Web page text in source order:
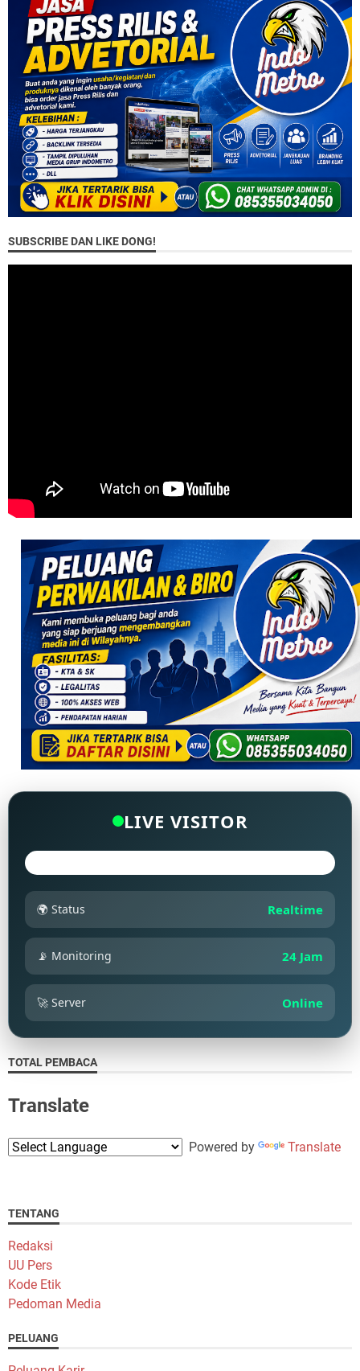
SUBSCRIBE DAN LIKE DONG!
LIVE VISITOR
🌍 Status Realtime
📡 Monitoring 24 Jam
🚀 Server Online
TOTAL PEMBACA
Translate
Powered by Translate
TENTANG
Redaksi
UU Pers
Kode Etik
Pedoman Media
PELUANG